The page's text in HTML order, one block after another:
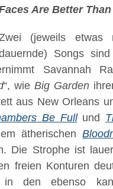
Are Better
(jeweils
Songs
Savannah
“, wieBig Garden
aus New Orleans
Be Fullund
ätherischen
Die Strophe ist
freien Konturen
in den ebenso